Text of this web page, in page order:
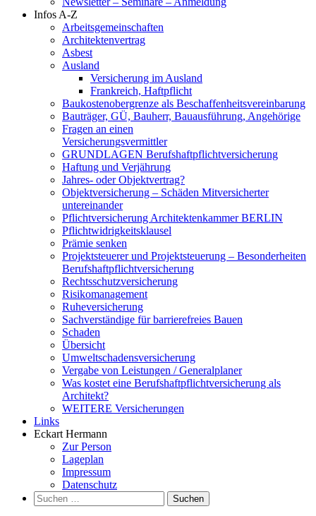
Infos A-Z
Arbeitsgemeinschaften
Architektenvertrag
Asbest
Ausland
Versicherung im Ausland
Frankreich, Haftpflicht
Baukostenobergrenze als Beschaffenheits­vereinbarung
Bauträger, GÜ, Bauherr, Bauausführung, Angehörige
Fragen an einen
Versicherungsvermittler
GRUNDLAGEN Berufshaftpflichtversicherung
Haftung und Verjährung
Jahres- oder Objektvertrag?
Objektversicherung – Schäden Mitversicherter
untereinander
Pflichtversicherung Architektenkammer BERLIN
Pflichtwidrigkeitsklausel
Prämie senken
Projektsteuerer und Projektsteuerung – Besonderheiten
Berufshaftpflichtversicherung
Rechtsschutzversicherung
Risikomanagement
Ruheversicherung
Sachverständige für barrierefreies Bauen
Schaden
Übersicht
Umweltschadensversicherung
Vergabe von Leistungen / Generalplaner
Was kostet eine Berufshaftpflichtversicherung als
Architekt?
WEITERE Versicherungen
Links
Eckart Hermann
Zur Person
Lageplan
Impressum
Datenschutz
Suchen
nach: